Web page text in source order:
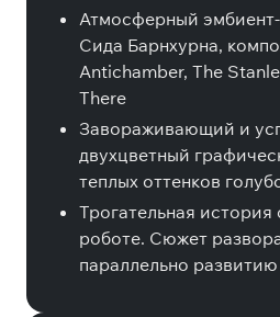
Атмосферный
Сида Барнхурна,
Antichamber, The
There
Завораживающий и
двухцветный
теплых оттенков
Трогательная история
роботе. Сюжет
параллельно